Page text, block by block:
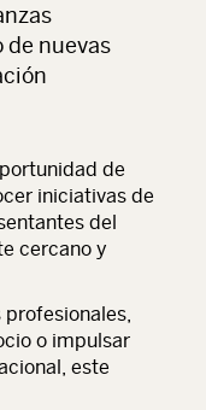
de nuevas
de
iniciativas de
del
cercano y
o impulsar
este